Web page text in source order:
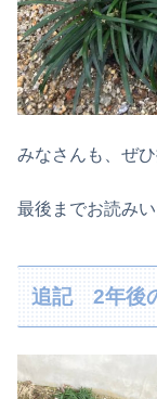
みなさんも、ぜ
最後までお読み
追記 2年後